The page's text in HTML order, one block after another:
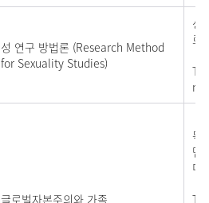
성 연구 방법론 (Research Method
for Sexuality Studies)
성
로
글로벌자본주의와 가족
목
면
미